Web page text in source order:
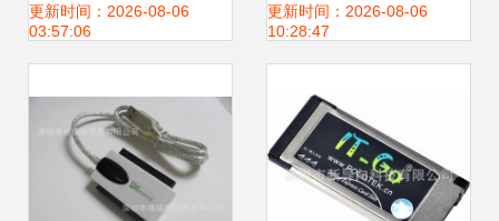
可旋转转接头 灵活
用之选
更新时间：2026-08-06
03:57:06
析
更新时间：2026-08-06
10:28:47